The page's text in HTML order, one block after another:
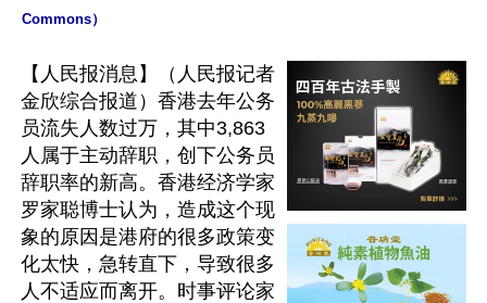
Commons）
【人民报消息】（人民报记者
金欣综合报道）香港去年公务
员流失人数过万，其中3,863
人属于主动辞职，创下公务员
辞职率的新高。香港经济学家
罗家聪博士认为，造成这个现
象的原因是港府的很多政策变
化太快，急转直下，导致很多
人不适应而离开。时事评论家